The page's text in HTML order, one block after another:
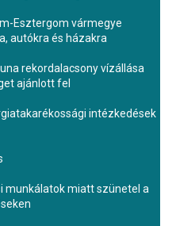
Esztergom vármegye
autókra és házakra
rekordalacsony vízállása
ajánlott fel
intézkedések
munkálatok miatt szünetel a